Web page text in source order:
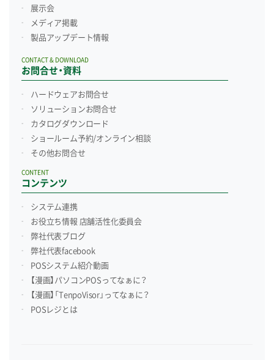
展示会
メディア掲載
製品アップデート情報
お問合せ・資料
CONTACT & DOWNLOAD
ハードウェアお問合せ
ソリューションお問合せ
カタログダウンロード
ショールーム予約/オンライン相談
その他お問合せ
コンテンツ
CONTENT
システム連携
お役立ち情報 店舗活性化委員会
弊社代表ブログ
弊社代表facebook
POSシステム紹介動画
【漫画】パソコンPOSってなぁに？
【漫画】「TenpoVisor」ってなぁに？
POSレジとは